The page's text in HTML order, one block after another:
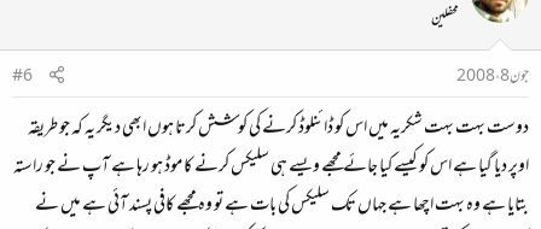
اس طرح لیلو بوٹ لوڈر ماسٹر بوٹ میں انسٹال ہوجائے گا جس سے آپ ونڈوز اور اردو سلیکس جسے
چاہیں بوٹ کرسکتے ہیں..
محفلین
جون 8، 2008
#6
دوست بہت بہت شکریہ میں اس کو ڈائنلوڈ کرنے کی کوشش کرتا ہوں ابھی دیگر یہ کہ جو طریقہ
اوپر دیا گیا ہے اس کو کیسے کیا جائے مجھے ویسے ہی سلیکس کرنے کا موڈ ہو رہا ہے آپ نے جو راستہ
بتایا ہے وہ بہت اچھا ہے جہاں تک سلیکس کی بات ہے تو وہ مجھے کافی پسند آئی ہے میں نے